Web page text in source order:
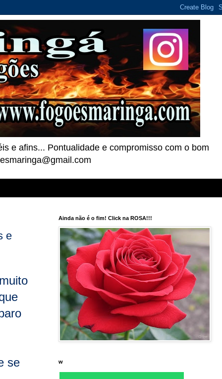
e afins... Pontualidade e compromisso com o bom
e
se
Ainda não é o fim! Click na ROSA!!!
w